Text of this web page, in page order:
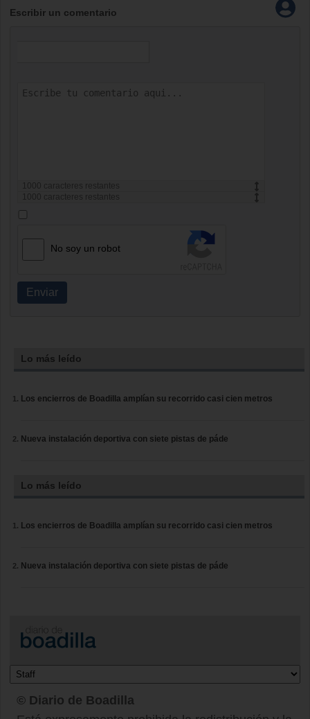
Escribir un comentario
caracteres restantes
caracteres restantes
No soy un robot
Enviar
Lo más leído
Los encierros de Boadilla amplían su recorrido casi cien metros
Nueva instalación deportiva con siete pistas de páde
Lo más leído
Los encierros de Boadilla amplían su recorrido casi cien metros
Nueva instalación deportiva con siete pistas de páde
© Diario de Boadilla